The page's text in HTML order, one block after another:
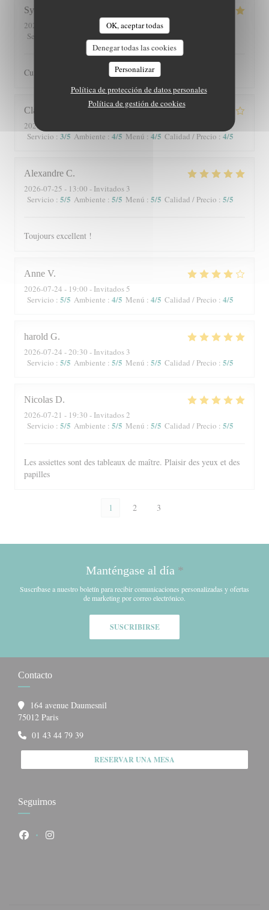
OK, aceptar todas
Denegar todas las cookies
Personalizar
Política de protección de datos personales
Política de gestión de cookies
Sylvain
2026-07-25
- 20:30 - Invitados 3
Servicio
Ambiente:5/5 Menú:5/5 Calidad / Precio
Cuisine toujours très bonne dans un cadre agréable
Claire
2026-07-25
Servicio : 3/5 Ambiente : 4/5 Menú : 4/5 Calidad / Precio : 4/5
Alexandre C
2026-07-25 - 13:00 - Invitados 3
Servicio : 5/5 Ambiente : 5/5 Menú : 5/5 Calidad / Precio : 5/5
Toujours excellent !
Anne V
2026-07-24 - 19:00 - Invitados 5
Servicio : 5/5 Ambiente : 4/5 Menú : 4/5 Calidad / Precio : 4/5
harold G
2026-07-24 - 20:30 - Invitados 3
Servicio : 5/5 Ambiente : 5/5 Menú : 5/5 Calidad / Precio : 5/5
Nicolas D
2026-07-21 - 19:30 - Invitados 2
Servicio : 5/5 Ambiente : 5/5 Menú : 5/5 Calidad / Precio : 5/5
Les assiettes sont des tableaux de maître. Plaisir des yeux et des
papilles
1 2 3
Manténgase al día *
Suscríbase a nuestro boletín para recibir comunicaciones personalizadas y ofertas
de marketing por correo electrónico.
SUSCRIBIRSE
Contacto
164 avenue Daumesnil
75012 Paris((abre en una nueva ventana))
01 43 44 79 39
RESERVAR UNA MESA
Seguirnos
Facebook ((abre en una nueva ventana))
Instagram ((abre en una nueva ventana))